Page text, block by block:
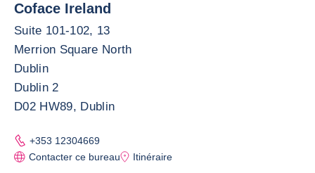
Coface Ireland
Suite 101-102, 13
Merrion Square North
Dublin
Dublin 2
D02 HW89, Dublin
+353 12304669
Contacter ce bureau
Itinéraire